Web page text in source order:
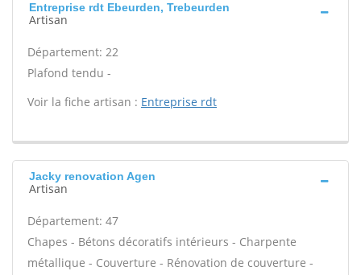
Entreprise rdt Ebeurden, Trebeurden
Artisan
Département: 22
Plafond tendu -
Voir la fiche artisan : Entreprise rdt
Jacky renovation Agen
Artisan
Département: 47
Chapes - Bétons décoratifs intérieurs - Charpente
métallique - Couverture - Rénovation de couverture -